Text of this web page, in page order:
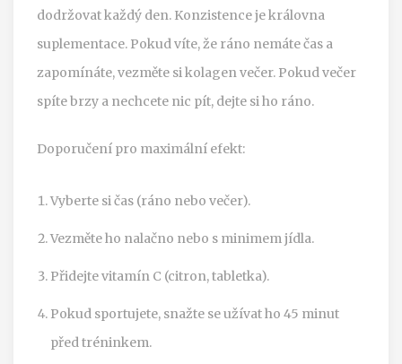
dodržovat každý den. Konzistence je královna
suplementace. Pokud víte, že ráno nemáte čas a
zapomínáte, vezměte si kolagen večer. Pokud večer
spíte brzy a nechcete nic pít, dejte si ho ráno.
Doporučení pro maximální efekt:
Vyberte si čas (ráno nebo večer).
Vezměte ho nalačno nebo s minimem jídla.
Přidejte vitamín C (citron, tabletka).
Pokud sportujete, snažte se užívat ho 45 minut
před tréninkem.